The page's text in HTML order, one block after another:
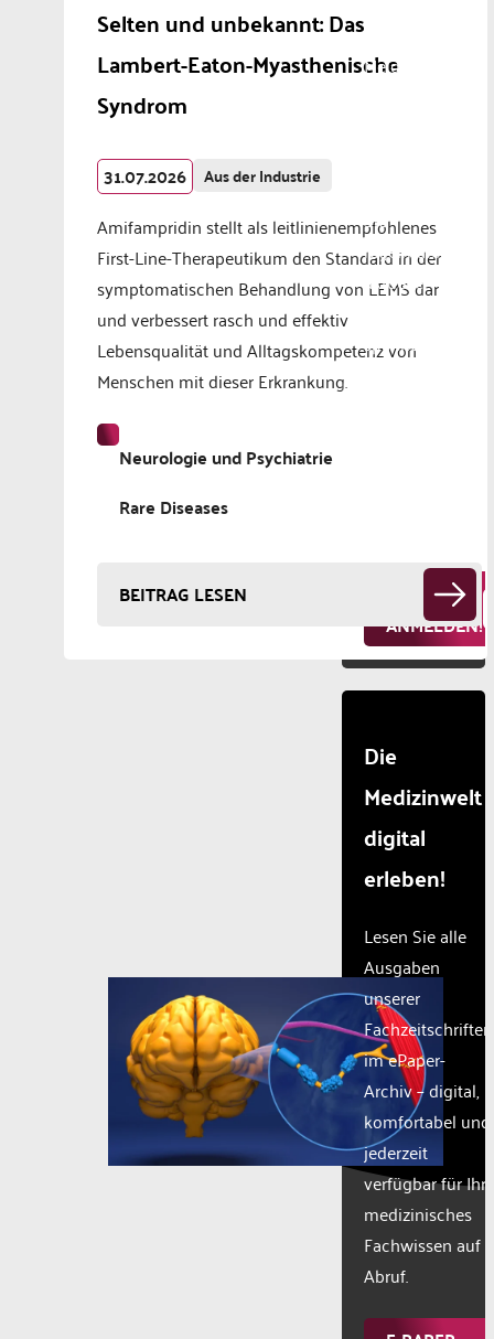
Selten und unbekannt: Das
Lambert-Eaton-Myasthenische
Syndrom
31.07.2026 Aus der Industrie
Amifampridin stellt als leitlinienempfohlenes
First-Line-Therapeutikum den Standard in der
symptomatischen Behandlung von LEMS dar
und verbessert rasch und effektiv
Lebensqualität und Alltagskompetenz von
Menschen mit dieser Erkrankung.
Neurologie und Psychiatrie
Rare Diseases
BEITRAG LESEN
their
to add
this
Melden Sie
Sie
regelmäßig
aktuelle
spannende
ANMELDEN!
Die
Medizinwelt
digital
erleben!
Lesen Sie alle
Ausgaben
unserer
Fachzeitschriften
im ePaper-
Archiv – digital,
komfortabel und
jederzeit
verfügbar für Ihr
medizinisches
Fachwissen auf
Abruf.